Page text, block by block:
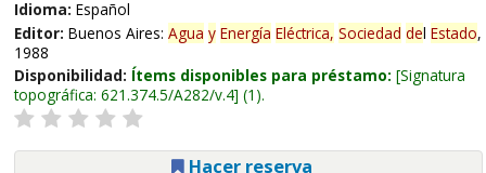
Idioma: Español
Editor: Buenos Aires: Agua y Energía Eléctrica, Sociedad del Estado,
1988
Disponibilidad: Ítems disponibles para préstamo: Signatura
topográfica: 621.374.5/A282/v.4 (1).
Hacer reserva